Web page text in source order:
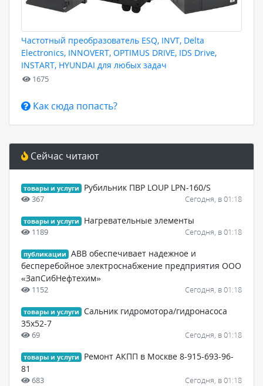
Частотный преобразователь ESQ, INVT, Delta
Electronics, INNOVERT, OPTIMUS DRIVE, IDS Drive,
INSTART, HYUNDAI для любых задач
1675
Как сюда попасть?
Сейчас читают
товары и услуги Рубильник ПВР LOUP LPN-160/S
367 Сегодня, в 01:18
товары и услуги Нагревательные элементы
1189 Сегодня, в 01:18
публикации
ABB обеспечивает надежное и
бесперебойное электроснабжение предприятия ООО
«ЗапСибНефтехим»
1152 Сегодня, в 01:18
товары и услуги
Сальник гидромотора/гидронасоса
35x52-7
69 Сегодня, в 01:18
товары и услуги
Ремонт АКПП в Москве 8-915-693-96-
81
683 Сегодня, в 01:18